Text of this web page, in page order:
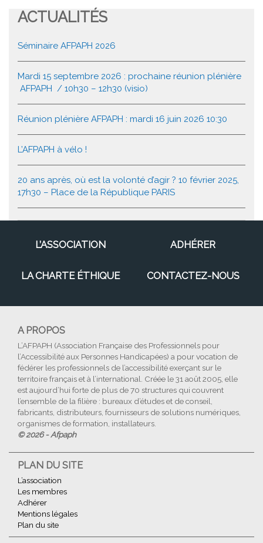
ACTUALITÉS
Séminaire AFPAPH 2026
Mardi 15 septembre 2026 : prochaine réunion plénière
AFPAPH / 10h30 – 12h30 (visio)
Réunion plénière AFPAPH : mardi 16 juin 2026 10:30
L’AFPAPH à vélo !
20 ans après, où est la volonté d’agir ? 10 février 2025,
17h30 – Place de la République PARIS
L’ASSOCIATION ADHÉRER
LA CHARTE ÉTHIQUE CONTACTEZ-NOUS
A PROPOS
L’AFPAPH (Association Française des Professionnels pour
l’Accessibilité aux Personnes Handicapées) a pour vocation de
fédérer les professionnels de l’accessibilité exerçant sur le
territoire français et à l’international. Créée le 31 août 2005, elle
est aujourd’hui forte de plus de 70 structures qui couvrent
l’ensemble de la filière : bureaux d’études et de conseil,
fabricants, distributeurs, fournisseurs de solutions numériques,
organismes de formation, installateurs.
© 2026 - Afpaph
PLAN DU SITE
L’association
Les membres
Adhérer
Mentions légales
Plan du site